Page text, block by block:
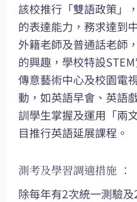
該校推行「雙語政策」
的表達能力，務求達到
外籍老師及普通話老師
的興趣，學校特設
傳意藝術中心及校園電
動，如英語早會、英語
訓學生掌握及運用「兩
目推行英語延展課程。
測考及學習調適措施 ：
除每年有2次統一測驗